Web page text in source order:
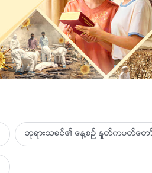
ဘုရားသခင္၏ ေန႔စဥ္ ႏႈတ္ကပတ္ေတ